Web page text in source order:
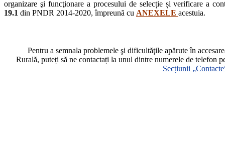
organizare şi funcţionare a procesului de selecție și verificare a
19.1 din PNDR 2014-2020, împreună cu ANEXELE acestuia.
Pentru a semnala problemele şi dificultăţile apărute în
Rurală, puteți să ne contactați la unul dintre numerele de telefon
Secțiunii